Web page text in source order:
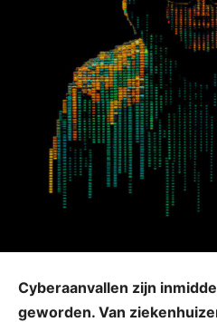
Cyberaanvallen zijn
geworden. Van